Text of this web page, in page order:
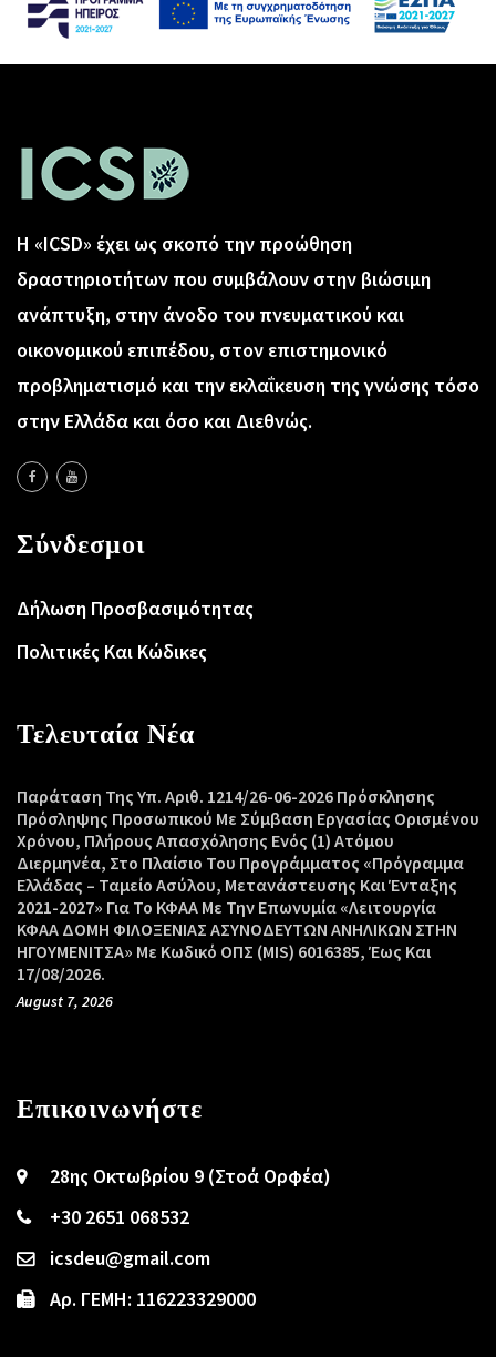
Η «ICSD» έχει ως σκοπό την προώθηση
δραστηριοτήτων που συμβάλουν στην βιώσιμη
ανάπτυξη, στην άνοδο του πνευματικού και
οικονομικού επιπέδου, στον επιστημονικό
προβληματισμό και την εκλαΐκευση της γνώσης τόσο
στην Ελλάδα και όσο και Διεθνώς.
Σύνδεσμοι
Δήλωση Προσβασιμότητας
Πολιτικές Και Κώδικες
Τελευταία Νέα
Παράταση Της Υπ. Αριθ. 1214/26-06-2026 Πρόσκλησης
Πρόσληψης Προσωπικού Με Σύμβαση Εργασίας Ορισμένου
Χρόνου, Πλήρους Απασχόλησης Ενός (1) Ατόμου
Διερμηνέα, Στο Πλαίσιο Του Προγράμματος «Πρόγραμμα
Ελλάδας – Ταμείο Ασύλου, Μετανάστευσης Και Ένταξης
2021-2027» Για Το ΚΦΑΑ Με Την Επωνυμία «Λειτουργία
ΚΦΑΑ ΔΟΜΗ ΦΙΛΟΞΕΝΙΑΣ ΑΣΥΝΟΔΕΥΤΩΝ ΑΝΗΛΙΚΩΝ ΣΤΗΝ
ΗΓΟΥΜΕΝΙΤΣΑ» Με Κωδικό ΟΠΣ (MIS) 6016385, Έως Και
17/08/2026.
August 7, 2026
Επικοινωνήστε
28ης Οκτωβρίου 9 (Στοά Ορφέα)
+30 2651 068532
icsdeu@gmail.com
Αρ. ΓΕΜΗ: 116223329000